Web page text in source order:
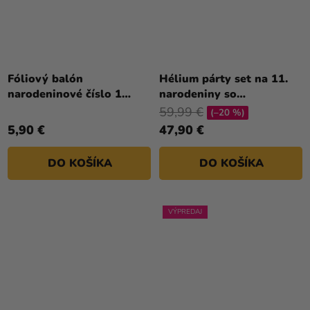
Fóliový balón
narodeninové číslo 1
5,90 €
DO KOŠÍKA
Hélium párty set na 11.
narodeniny so
striebornými balónmi
47,90 €
59,99 € (–20 %)
DO KOŠÍKA
VÝPREDAJ